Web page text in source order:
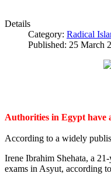
Details
Category: Radical
Published: 25 March
Authorities in Egypt have
According to a widely
Irene Ibrahim Shehata, a
exams in Asyut, according